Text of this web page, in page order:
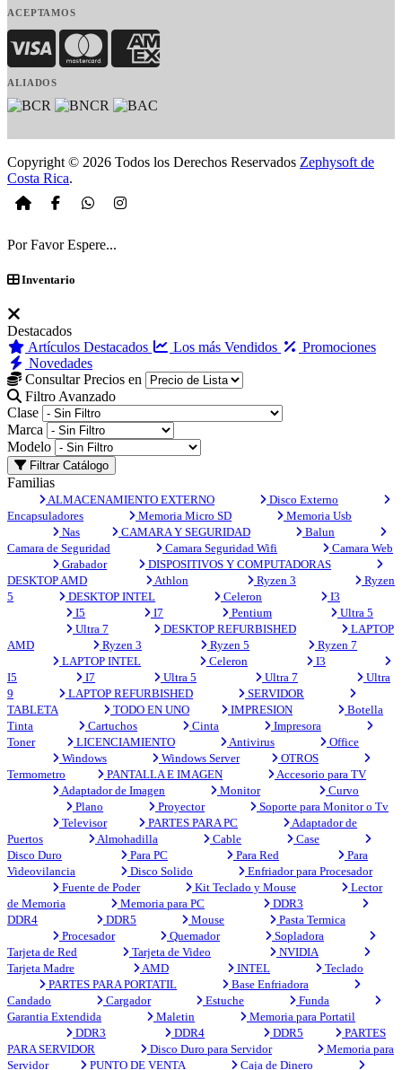
ACEPTAMOS
Visa MasterCardAmerican Express
ALIADOS
Copyright © 2026 Todos los Derechos Reservados Zephysoft de
Costa Rica.
Por Favor Espere...
Inventario
Destacados
Artículos Destacados
Los más Vendidos
Promociones
Novedades
Consultar Precios en
Filtro Avanzado
Clase
Marca
Modelo
Filtrar Catálogo
Familias
ALMACENAMIENTO EXTERNO
Disco Externo
Encapsuladores
Memoria Micro SD
Memoria Usb
Nas
CAMARA Y SEGURIDAD
Balun
Camara de Seguridad
Camara Seguridad Wifi
Camara Web
Grabador
DISPOSITIVOS Y COMPUTADORAS
DESKTOP AMD
Athlon Ryzen 3
Ryzen
5
DESKTOP INTEL Celeron
I3
I5
I7 Pentium
Ultra 5
Ultra 7
DESKTOP REFURBISHED
LAPTOP
AMD
Ryzen 3 Ryzen 5
Ryzen 7
LAPTOP INTEL
Celeron
I3
I5
I7 Ultra 5 Ultra 7
Ultra
9
LAPTOP REFURBISHED
SERVIDOR
TABLETA
TODO EN UNO IMPRESION
Botella
Tinta
Cartuchos Cinta
Impresora
Toner
LICENCIAMIENTO Antivirus
Office
Windows
Windows Server
OTROS
Termometro
PANTALLA E IMAGEN
Accesorio para TV
Adaptador de Imagen
Monitor
Curvo
Plano
Proyector
Soporte para Monitor o Tv
Televisor
PARTES PARA PC
Adaptador de
Puertos
Almohadilla Cable
Case
Disco Duro
Para PC Para Red
Para
Videovilancia
Disco Solido
Enfriador para Procesador
Fuente de Poder
Kit Teclado y Mouse
Lector
de Memoria
Memoria para PC
DDR3
DDR4
DDR5 Mouse
Pasta Termica
Procesador
Quemador
Sopladora
Tarjeta de Red
Tarjeta de Video
NVIDIA
Tarjeta Madre
AMD INTEL
Teclado
PARTES PARA PORTATIL
Base Enfriadora
Candado
Cargador Estuche
Funda
Garantia Extendida
Maletin
Memoria para Portatil
DDR3
DDR4 DDR5
PARTES
PARA SERVIDOR
Disco Duro para Servidor
Memoria para
Servidor
PUNTO DE VENTA Caja de Dinero